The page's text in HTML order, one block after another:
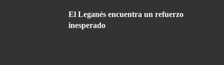
El Leganés encuentra un refuerzo
inesperado